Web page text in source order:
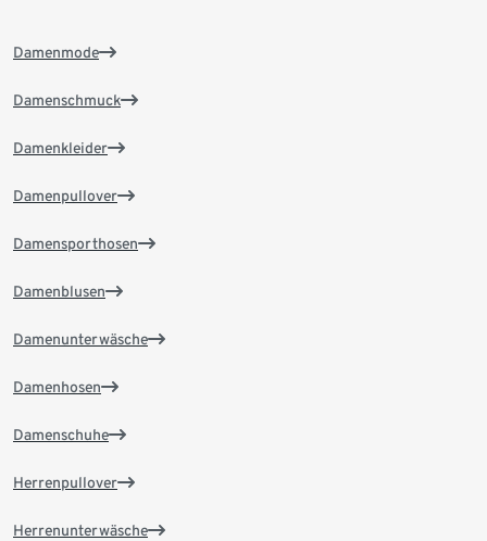
Damenmode
Damenschmuck
Damenkleider
Damenpullover
Damensporthosen
Damenblusen
Damenunterwäsche
Damenhosen
Damenschuhe
Herrenpullover
Herrenunterwäsche